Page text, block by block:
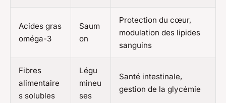
Acides gras
oméga-3
Saum
on
Protection du cœur,
modulation des lipides
sanguins
Fibres
alimentaire
s solubles
Légu
mineu
ses
Santé intestinale,
gestion de la glycémie